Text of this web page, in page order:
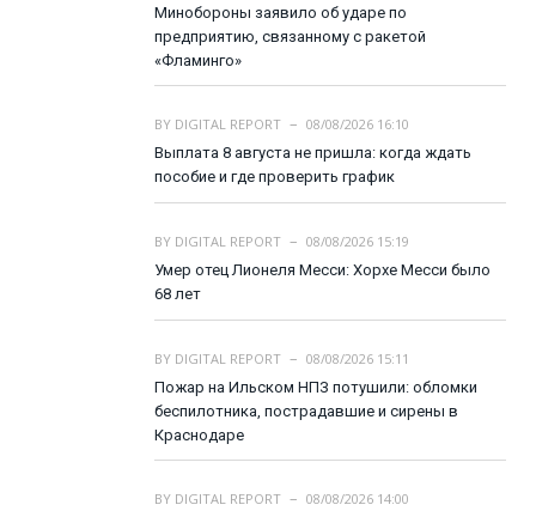
Минобороны заявило об ударе по
предприятию, связанному с ракетой
«Фламинго»
BY DIGITAL REPORT
08/08/2026 16:10
Выплата 8 августа не пришла: когда ждать
пособие и где проверить график
BY DIGITAL REPORT
08/08/2026 15:19
Умер отец Лионеля Месси: Хорхе Месси было
68 лет
BY DIGITAL REPORT
08/08/2026 15:11
Пожар на Ильском НПЗ потушили: обломки
беспилотника, пострадавшие и сирены в
Краснодаре
BY DIGITAL REPORT
08/08/2026 14:00